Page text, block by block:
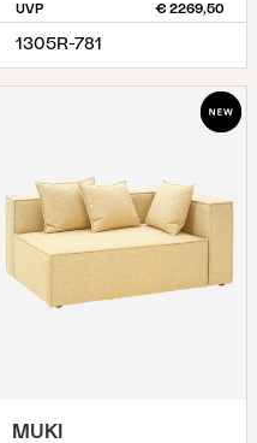
UVP € 2269,50
1305R-781
MUKI